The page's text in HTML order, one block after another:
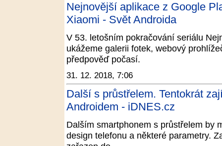
Nejnovější aplikace z Google
Xiaomi - Svět Androida
V 53. letošním pokračování seriálu
ukážeme galerii fotek, webový
předpověď počasí.
31. 12. 2018, 7:06
Další s průstřelem. Tentokrát
Androidem - iDNES.cz
Dalším smartphonem s průstřelem by
design telefonu a některé parametry.